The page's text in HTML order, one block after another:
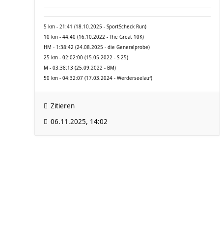
5 km - 21:41 (18.10.2025 - SportScheck Run)
10 km - 44:40 (16.10.2022 - The Great 10K)
HM - 1:38:42 (24.08.2025 - die Generalprobe)
25 km - 02:02:00 (15.05.2022 - S 25)
M - 03:38:13 (25.09.2022 - BM)
50 km - 04:32:07 (17.03.2024 - Werderseelauf)
Zitieren
06.11.2025, 14:02